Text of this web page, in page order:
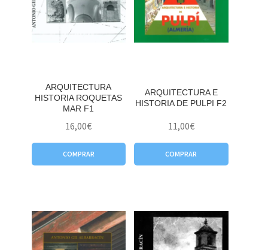
ARQUITECTURA
HISTORIA ROQUETAS
MAR F1
16,00€
COMPRAR
ARQUITECTURA E
HISTORIA DE PULPI F2
11,00€
COMPRAR